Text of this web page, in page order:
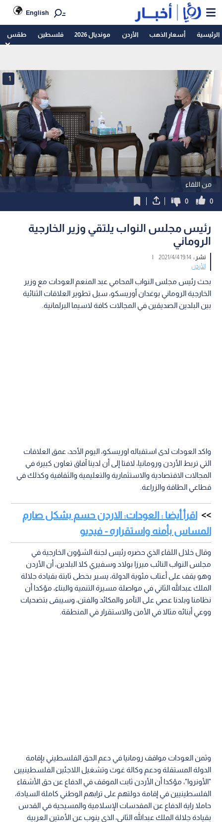
English
الرئيسية أسعار الذهب الأردن مونديال 2026 فلسطين طقس
من اللقاء
1
0
0
رئيس مجلس النواب يلتقي وزير الخارجية
الروماني
نشر :19:14 2021/4/4
|
الأردن
بحث رئيس مجلس النواب المحامي عبد المنعم العودات مع وزير
الخارجية الروماني بوغدان أوريسكو، سبل تطوير العلاقات الثنائية
بين البلدين الصديقين في المجالات كافة لاسيما البرلمانية.
واكد العودات لدى استقباله اوريسكو، اليوم الأحد، عمق العلاقات
التي تربط الأردن ورومانيا، لافتا إلى أن لدينا آفاق تعاون كبيرة في
المجالات الاقتصادية والاستثمارية والتعليمية والثقافية وكذلك في
قطاعي الطاقة والزراعة.
اقرأ أيضا : العودات: الاردن حسم بشكل صارم
المساس بأمنه واستقراره - فيديو
وقال خلال اللقاء الذي حضره رئيس لجنة الشؤون الخارجية في
مجلس النواب النائب ميرزا بولاد وسفيري كلا البلدين، أن الأردن
وهو يقف على أعتاب مئوية الدولة، يسير بخطى ثابتة بقيادة جلالة
الملك عبدالله الثاني في مواصلة مسيرة التنمية والبناء، مؤكدا أن
نظامنا وبلدنا عصي على التآمر والمكائد والفتن، وسيبقى بتضحيات
ووعي أبنائه مثالا في الأمن والاستقرار في المنطقة.
وثمن العودات مواقف رومانيا في دعم الحق الفلسطيني بإقامة
الدولة المستقلة ودعم وكالة غوث وتشغيل اللاجئين الفلسطينيين
"الأونروا"، مؤكدا أن الأردن ثابت الموقف في الدفاع عن حق الأشقاء
الفلسطينيين في إقامة دولتهم على ترابهم الوطني كاملة السيادة،
حاملا راية الدفاع عن المقدسات الإسلامية والمسيحية في القدس
بقيادة جلالة الملك عبدالله الثاني، الذي ينوب عن الأمتين العربية